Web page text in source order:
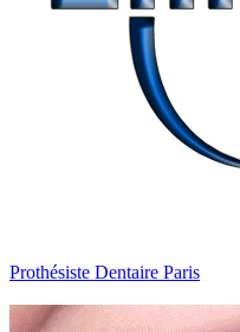
Prothésiste Dentaire Paris
Ellipse Dentale
Prothésiste Dentaire Paris